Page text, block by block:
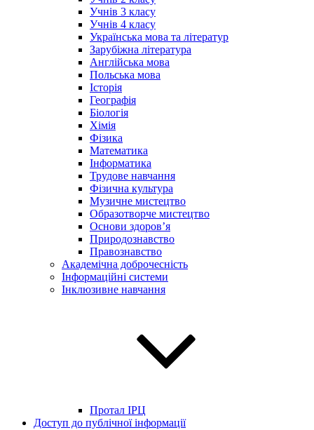
Учнів 3 класу
Учнів 4 класу
Українська мова та літератур
Зарубіжна література
Англійська мова
Польська мова
Історія
Географія
Біологія
Хімія
Фізика
Математика
Інформатика
Трудове навчання
Фізична культура
Музичне мистецтво
Образотворче мистецтво
Основи здоров’я
Природознавство
Правознавство
Академічна доброчесність
Інформаційні системи
Інклюзивне навчання
Протал ІРЦ
Доступ до публічної інформації